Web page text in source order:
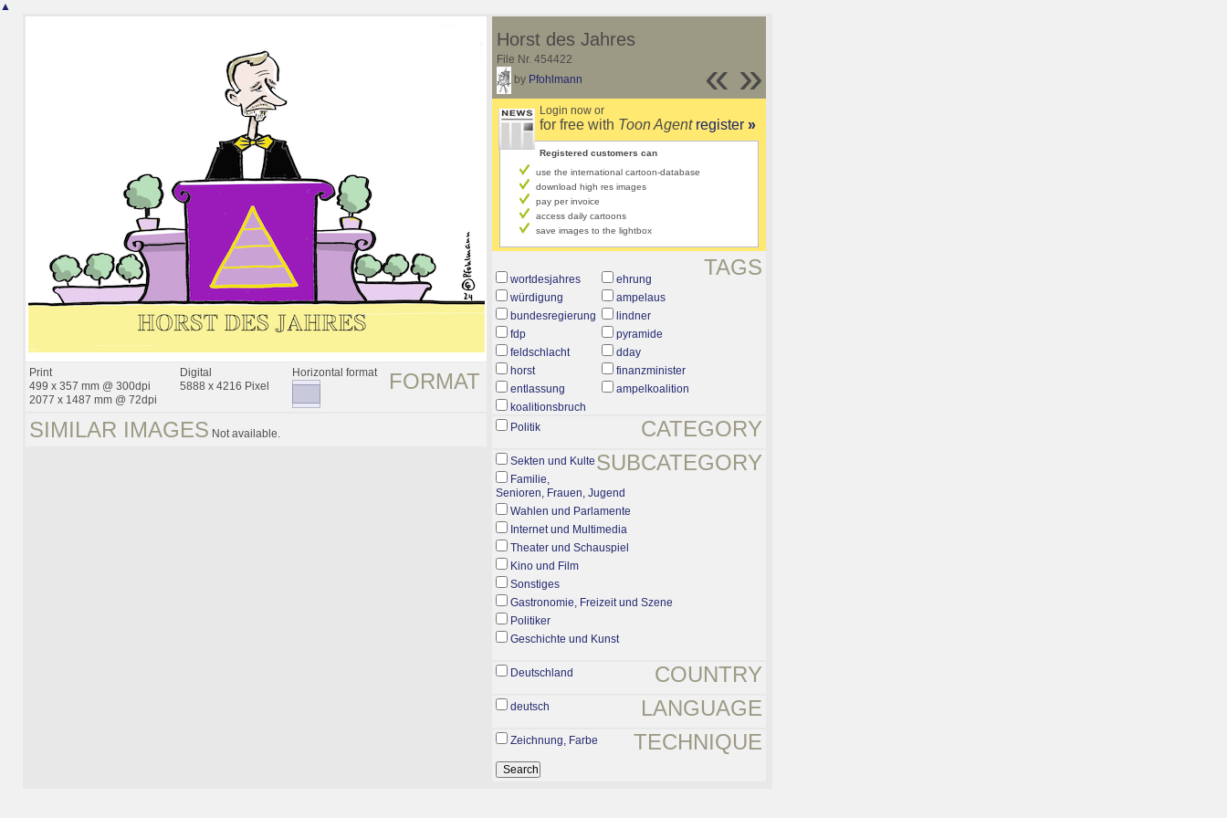
▲
FORMAT
Print
499 x 357 mm @ 300dpi
2077 x 1487 mm @ 72dpi
Digital
5888 x 4216 Pixel
Horizontal format
SIMILAR IMAGES Not available.
»
«
Horst des Jahres
File Nr. 454422
by Pfohlmann
Login now or
for free with Toon Agent register »
Registered customers can
use the international cartoon-database
download high res images
pay per invoice
access daily cartoons
save images to the lightbox
TAGS
wortdesjahres
ehrung
würdigung
ampelaus
bundesregierung
lindner
fdp
pyramide
feldschlacht
dday
horst
finanzminister
entlassung
ampelkoalition
koalitionsbruch
CATEGORY
Politik
SUBCATEGORY
Sekten und Kulte
Familie,
Senioren, Frauen, Jugend
Wahlen und Parlamente
Internet und Multimedia
Theater und Schauspiel
Kino und Film
Sonstiges
Gastronomie, Freizeit und Szene
Politiker
Geschichte und Kunst
COUNTRY
Deutschland
LANGUAGE
deutsch
TECHNIQUE
Zeichnung, Farbe